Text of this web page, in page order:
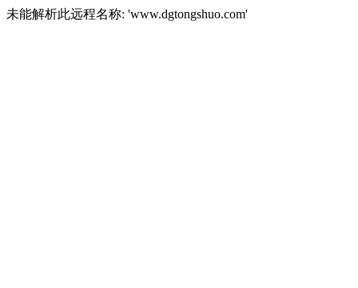
未能解析此远程名称: 'www.dgtongshuo.com'